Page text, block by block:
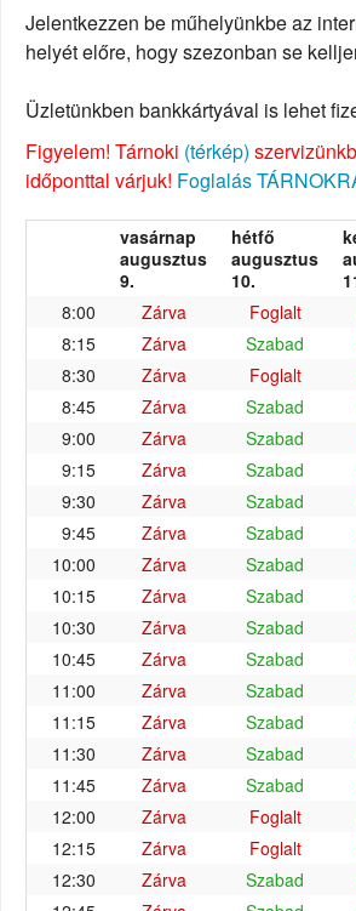
Jelentkezzen be műhelyünkbe az
helyét előre, hogy szezonban se
Üzletünkben bankkártyával is lehet
Figyelem! Tárnoki (térkép)
időponttal várjuk! Foglalás
vasárnap
augusztus
9.
hétfő
augusztus
10.
8:00
Zárva Foglalt
8:15
Zárva Szabad
8:30
Zárva Foglalt
8:45
Zárva Szabad
9:00
Zárva Szabad
9:15
Zárva Szabad
9:30
Zárva Szabad
9:45
Zárva Szabad
10:00
Zárva Szabad
10:15
Zárva Szabad
10:30
Zárva Szabad
10:45
Zárva Szabad
11:00
Zárva Szabad
11:15
Zárva Szabad
11:30
Zárva Szabad
11:45
Zárva Szabad
12:00
Zárva Foglalt
12:15
Zárva Foglalt
12:30
Zárva Szabad